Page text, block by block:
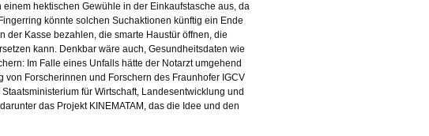
hektischen Gewühle in der Einkaufstasche aus, da
könnte solchen Suchaktionen künftig ein Ende
der Kasse bezahlen, die smarte Haustür öffnen, die
kann. Denkbar wäre auch, Gesundheitsdaten wie
Im Falle eines Unfalls hätte der Notarzt umgehend
Forscherinnen und Forschern des Fraunhofer IGCV
für Wirtschaft, Landesentwicklung und
das Projekt KINEMATAM, das die Idee und den